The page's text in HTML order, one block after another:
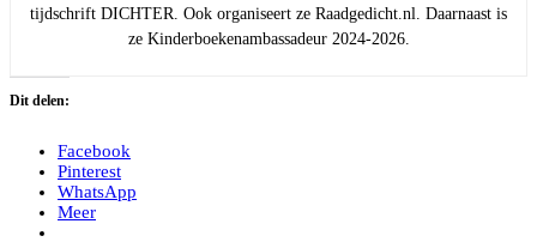
tijdschrift DICHTER. Ook organiseert ze Raadgedicht.nl. Daarnaast is
ze Kinderboekenambassadeur 2024-2026.
Dit delen:
Facebook
Pinterest
WhatsApp
Meer